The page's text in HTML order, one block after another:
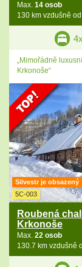
Max. 14 osob
130 km vzdušně
4x
„Mimořádně
Krkonoše“
Silvestr je obsazený
5C-003
Roubená
Krkonoše
Max. 22 osob
130.7 km vzdušně